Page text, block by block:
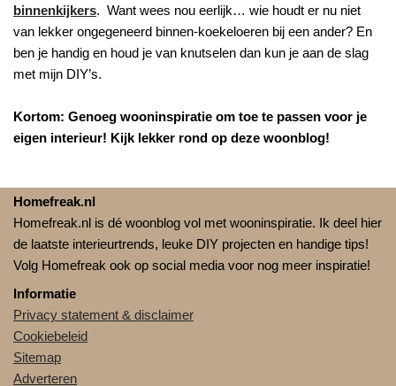
binnenkijkers. Want wees nou eerlijk… wie houdt er nu niet
van lekker ongegeneerd binnen-koekeloeren bij een ander? En
ben je handig en houd je van knutselen dan kun je aan de slag
met mijn DIY’s.
Kortom: Genoeg wooninspiratie om toe te passen voor je
eigen interieur! Kijk lekker rond op deze woonblog!
Homefreak.nl
Homefreak.nl is dé woonblog vol met wooninspiratie. Ik deel hier
de laatste interieurtrends, leuke DIY projecten en handige tips!
Volg Homefreak ook op social media voor nog meer inspiratie!
Informatie
Privacy statement & disclaimer
Cookiebeleid
Sitemap
Adverteren